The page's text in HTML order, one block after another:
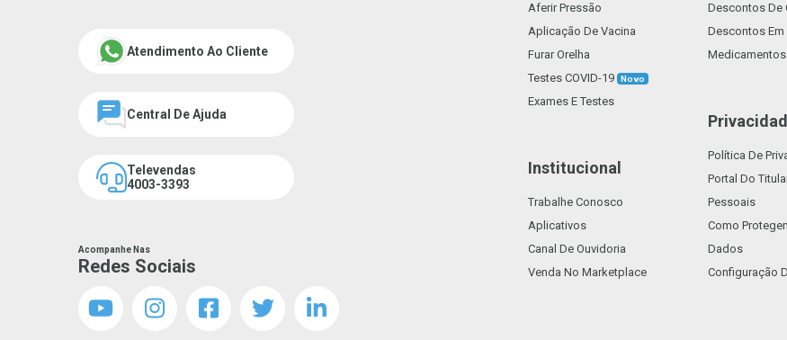
Atendimento Ao Cliente
Central De Ajuda
Televendas
4003-3393
Acompanhe Nas
Redes Sociais
Aferir Pressão
Aplicação De Vacina
Furar Orelha
Testes COVID-19
Novo
Exames E Testes
Institucional
Trabalhe Conosco
Aplicativos
Canal De Ouvidoria
Venda No Marketplace
Descontos De
Descontos Em
Medicamentos
Política De
Portal Do
Pessoais
Como
Dados
Configuração
Voltar Confirmar